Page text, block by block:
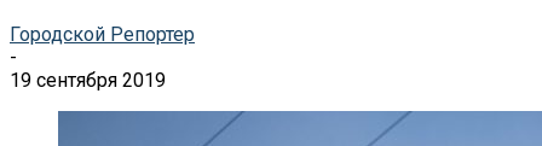
Городской Репортер
-
19 сентября 2019